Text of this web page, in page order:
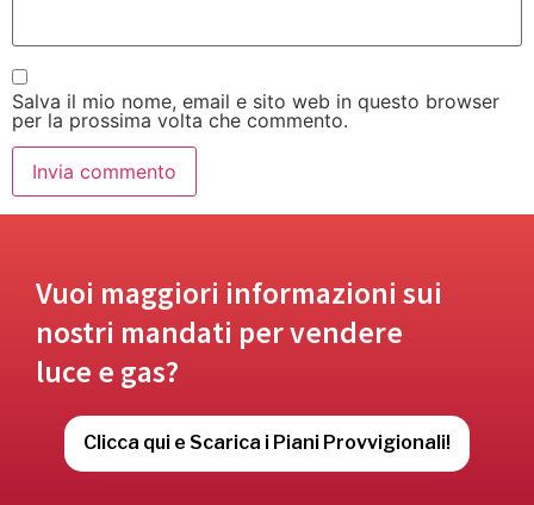
Salva il mio nome, email e sito web in questo browser
per la prossima volta che commento.
Vuoi maggiori informazioni sui
nostri mandati per vendere
luce e gas?
Clicca qui e Scarica i Piani Provvigionali!